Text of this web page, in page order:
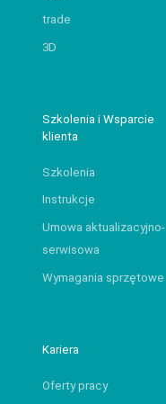
trade
3D
Szkolenia i Wsparcie
klienta
Szkolenia
Instrukcje
Umowa aktualizacyjno-
serwisowa
Wymagania sprzętowe
Kariera
Oferty pracy